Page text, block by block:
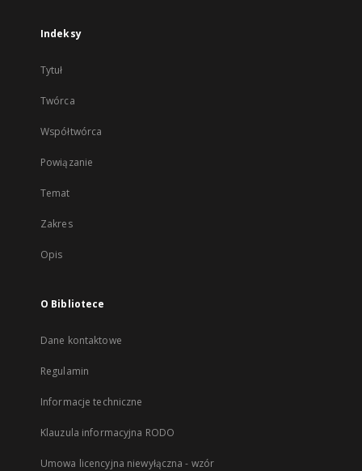
Indeksy
Tytuł
Twórca
Współtwórca
Powiązanie
Temat
Zakres
Opis
O Bibliotece
Dane kontaktowe
Regulamin
Informacje techniczne
Klauzula informacyjna RODO
Umowa licencyjna niewyłączna - wzór